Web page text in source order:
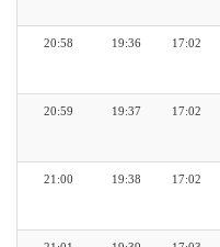
17:02
19:36
20:58
17:02
19:37
20:59
17:02
19:38
21:00